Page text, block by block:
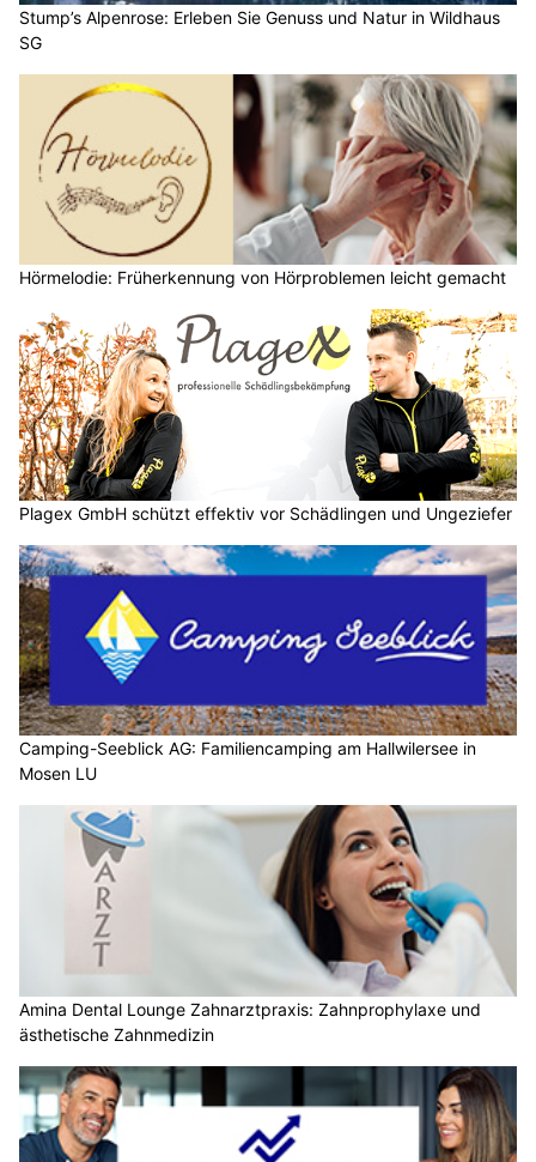
Stump’s Alpenrose: Erleben Sie Genuss und Natur in Wildhaus
SG
Hörmelodie: Früherkennung von Hörproblemen leicht gemacht
Plagex GmbH schützt effektiv vor Schädlingen und Ungeziefer
Camping-Seeblick AG: Familiencamping am Hallwilersee in
Mosen LU
Amina Dental Lounge Zahnarztpraxis: Zahnprophylaxe und
ästhetische Zahnmedizin